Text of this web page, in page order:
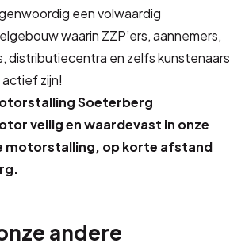
een volwaardig
waarin ZZP’ers, aannemers,
distributiecentra en zelfs kunstenaars
zijn!
Soeterberg
veilig en waardevast in onze
motorstalling, op korte afstand
andere